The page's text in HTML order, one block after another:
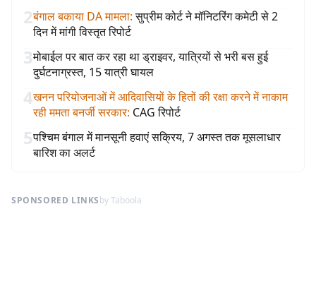
2बंगाल बकाया DA मामला: सुप्रीम कोर्ट ने मॉनिटरिंग कमेटी से 2
दिन में मांगी विस्तृत रिपोर्ट
3मोबाईल पर बात कर रहा था ड्राइवर, यात्रियों से भरी बस हुई
दुर्घटनाग्रस्त, 15 यात्री घायल
4खनन परियोजनाओं में आदिवासियों के हितों की रक्षा करने में नाकाम
रही ममता बनर्जी सरकार: CAG रिपोर्ट
5पश्चिम बंगाल में मानसूनी हवाएं सक्रिय, 7 अगस्त तक मूसलाधार
बारिश का अलर्ट
SPONSORED LINKSby Taboola